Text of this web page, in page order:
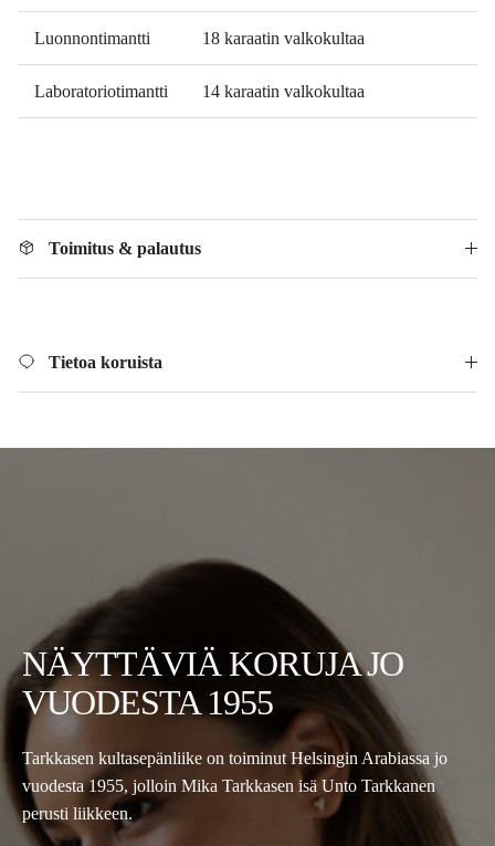
Luonnontimantti 18 karaatin valkokultaa
Laboratoriotimantti 14 karaatin valkokultaa
Toimitus & palautus
Tietoa koruista
NÄYTTÄVIÄ KORUJA JO
VUODESTA 1955
Tarkkasen kultasepänliike on toiminut Helsingin Arabiassa jo
vuodesta 1955, jolloin Mika Tarkkasen isä Unto Tarkkanen
perusti liikkeen.